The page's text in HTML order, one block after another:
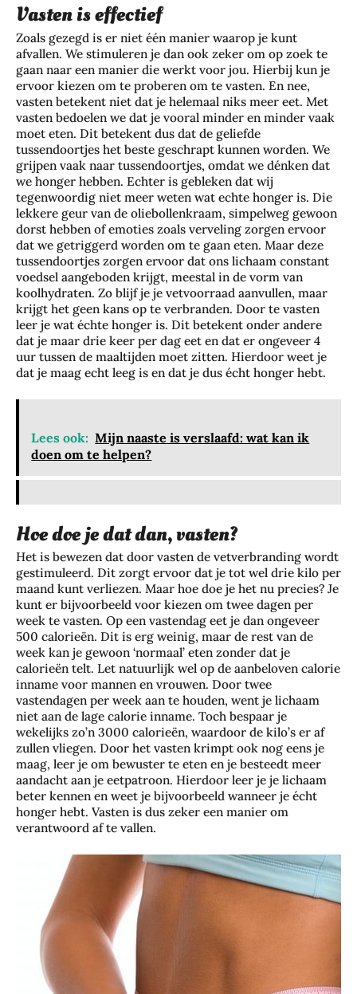
Vasten is effectief
Zoals gezegd is er niet één manier waarop je kunt
afvallen. We stimuleren je dan ook zeker om op zoek te
gaan naar een manier die werkt voor jou. Hierbij kun je
ervoor kiezen om te proberen om te vasten. En nee,
vasten betekent niet dat je helemaal niks meer eet. Met
vasten bedoelen we dat je vooral minder en minder vaak
moet eten. Dit betekent dus dat de geliefde
tussendoortjes het beste geschrapt kunnen worden. We
grijpen vaak naar tussendoortjes, omdat we dénken dat
we honger hebben. Echter is gebleken dat wij
tegenwoordig niet meer weten wat echte honger is. Die
lekkere geur van de oliebollenkraam, simpelweg gewoon
dorst hebben of emoties zoals verveling zorgen ervoor
dat we getriggerd worden om te gaan eten. Maar deze
tussendoortjes zorgen ervoor dat ons lichaam constant
voedsel aangeboden krijgt, meestal in de vorm van
koolhydraten. Zo blijf je je vetvoorraad aanvullen, maar
krijgt het geen kans op te verbranden. Door te vasten
leer je wat échte honger is. Dit betekent onder andere
dat je maar drie keer per dag eet en dat er ongeveer 4
uur tussen de maaltijden moet zitten. Hierdoor weet je
dat je maag echt leeg is en dat je dus écht honger hebt.
Lees ook: Mijn naaste is verslaafd: wat kan ik
doen om te helpen?
Hoe doe je dat dan, vasten?
Het is bewezen dat door vasten de vetverbranding wordt
gestimuleerd. Dit zorgt ervoor dat je tot wel drie kilo per
maand kunt verliezen. Maar hoe doe je het nu precies? Je
kunt er bijvoorbeeld voor kiezen om twee dagen per
week te vasten. Op een vastendag eet je dan ongeveer
500 calorieën. Dit is erg weinig, maar de rest van de
week kan je gewoon ‘normaal’ eten zonder dat je
calorieën telt. Let natuurlijk wel op de aanbeloven calorie
inname voor mannen en vrouwen. Door twee
vastendagen per week aan te houden, went je lichaam
niet aan de lage calorie inname. Toch bespaar je
wekelijks zo’n 3000 calorieën, waardoor de kilo’s er af
zullen vliegen. Door het vasten krimpt ook nog eens je
maag, leer je om bewuster te eten en je besteedt meer
aandacht aan je eetpatroon. Hierdoor leer je je lichaam
beter kennen en weet je bijvoorbeeld wanneer je écht
honger hebt. Vasten is dus zeker een manier om
verantwoord af te vallen.